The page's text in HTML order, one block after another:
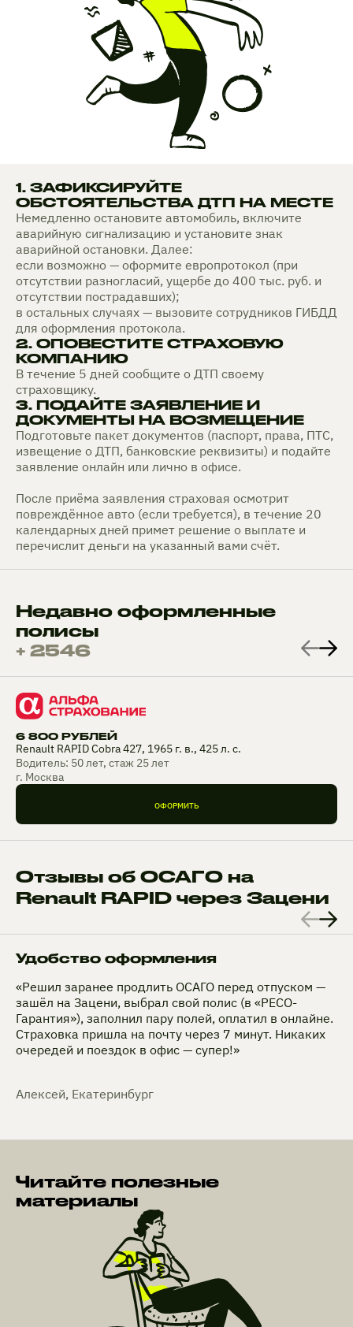
1. ЗАФИКСИРУЙТЕ
ОБСТОЯТЕЛЬСТВА ДТП НА МЕСТЕ
Немедленно остановите автомобиль, включите
аварийную сигнализацию и установите знак
аварийной остановки. Далее:
если возможно — оформите европротокол (при
отсутствии разногласий, ущербе до 400 тыс. руб. и
отсутствии пострадавших);
в остальных случаях — вызовите сотрудников ГИБДД
для оформления протокола.
2. ОПОВЕСТИТЕ СТРАХОВУЮ
КОМПАНИЮ
В течение 5 дней сообщите о ДТП своему
страховщику.
3. ПОДАЙТЕ ЗАЯВЛЕНИЕ И
ДОКУМЕНТЫ НА ВОЗМЕЩЕНИЕ
Подготовьте пакет документов (паспорт, права, ПТС,
извещение о ДТП, банковские реквизиты) и подайте
заявление онлайн или лично в офисе.
После приёма заявления страховая осмотрит
повреждённое авто (если требуется), в течение 20
календарных дней примет решение о выплате и
перечислит деньги на указанный вами счёт.
Недавно оформленные
полисы
+ 2546
6 800 РУБЛЕЙ
Renault RAPID Cobra 427, 1965 г. в., 425 л. с.
Водитель: 50 лет, стаж 25 лет
г. Москва
ОФОРМИТЬ
Отзывы об ОСАГО на
Renault RAPID через Зацени
Удобство оформления
«Решил заранее продлить ОСАГО перед отпуском —
зашёл на Зацени, выбрал свой полис (в «РЕСО-
Гарантия»), заполнил пару полей, оплатил в онлайне.
Страховка пришла на почту через 7 минут. Никаких
очередей и поездок в офис — супер!»
Алексей, Екатеринбург
Читайте полезные
материалы